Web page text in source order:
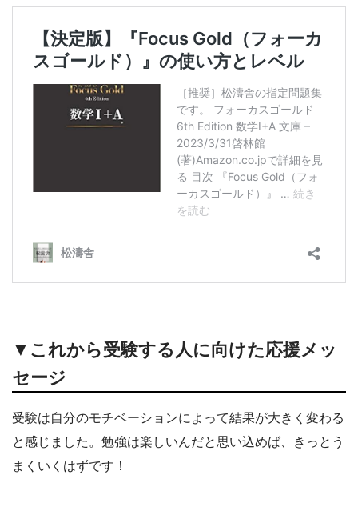
▼これから受験する人に向けた応援メッ
セージ
受験は自分のモチベーションによって結果が大きく変わる
と感じました。勉強は楽しいんだと思い込めば、きっとう
まくいくはずです！